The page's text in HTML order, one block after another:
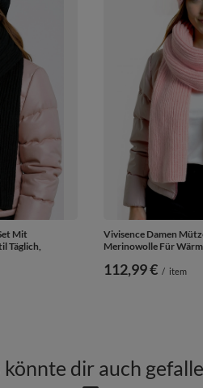
Mit
Täglich,
Vivisence Damen
Merinowolle Für
112,99 € / item
könnte dir auch